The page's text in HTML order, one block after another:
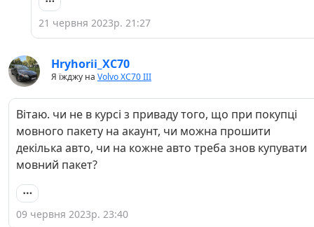
21 червня 2023р. 21:27
Hryhorii_ХС70
Я їжджу на Volvo XC70 III
Вітаю. чи не в курсі з приваду того, що при покупці
мовного пакету на акаунт, чи можна прошити
декілька авто, чи на кожне авто треба знов купувати
мовний пакет?
09 червня 2023р. 23:40